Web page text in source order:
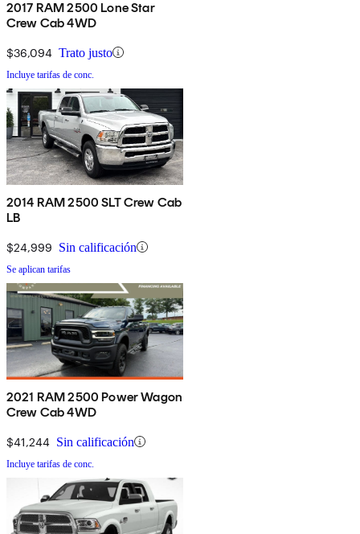
2017 RAM 2500 Lone Star
Crew Cab 4WD
$36,094 Trato justo
Incluye tarifas de conc.
2014 RAM 2500 SLT Crew Cab
LB
$24,999 Sin calificación
Se aplican tarifas
2021 RAM 2500 Power Wagon
Crew Cab 4WD
$41,244 Sin calificación
Incluye tarifas de conc.